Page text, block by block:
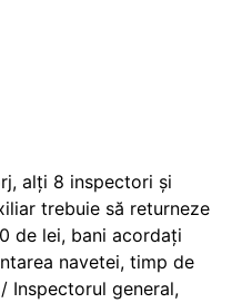
alți 8 inspectori și
trebuie să returneze
de lei, bani acordați
navetei, timp de
Inspectorul general,